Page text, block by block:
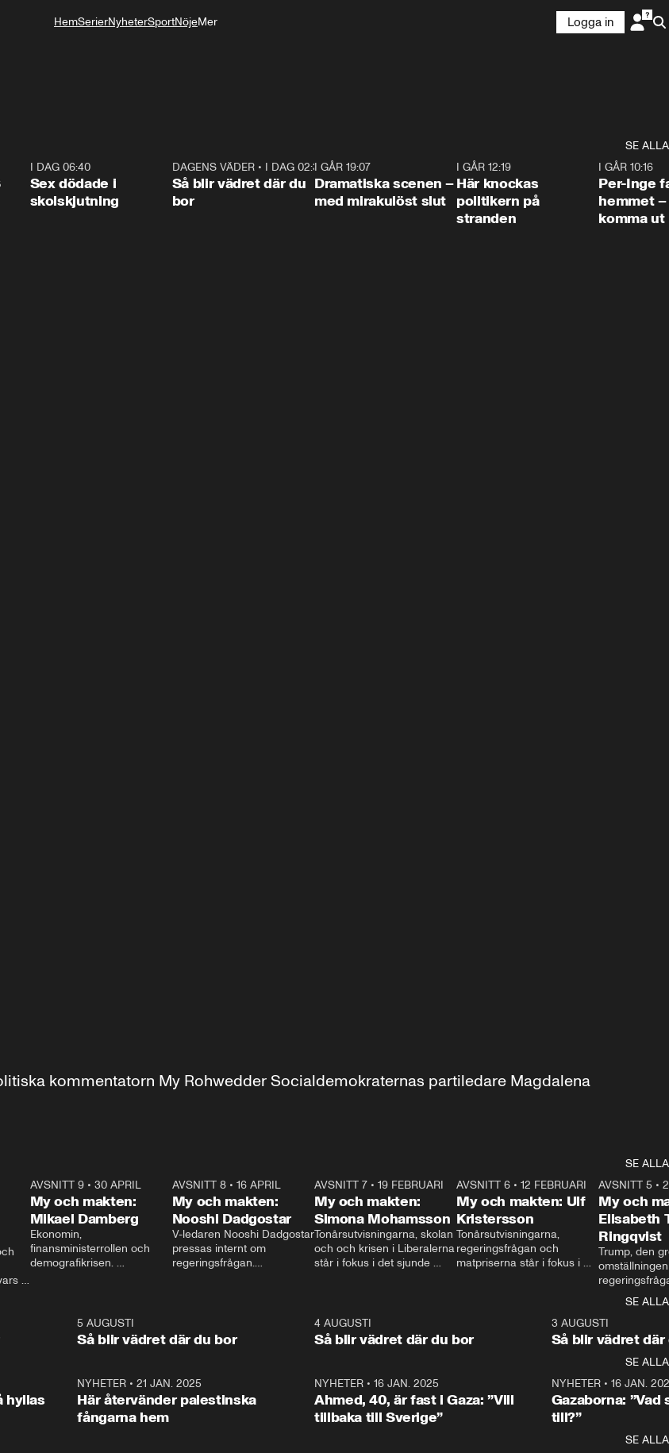
HemSerierNyheterSportNöjeMer
Logga in
SE ALLA
I DAG 06:40
Sex dödade i
skolskjutning
1:06
DAGENS VÄDER• I DAG 02:30
Så blir vädret där du
bor
I GÅR 19:07
Dramatiska scenen –
med mirakulöst slut
I GÅR 12:19
Här knockas
politikern på
stranden
I GÅR 10:16
Per-Inge
hemmet
komma ut
kommentatorn My Rohwedder Socialdemokraternas partiledare Magdalena
SE ALLA
AVSNITT 9• 30 APRIL
My och makten:
Mikael Damberg
Ekonomin,
finansministerrollen och
demografikrisen.
och Makten.
AVSNITT 8• 16 APRIL
My och makten:
Nooshi Dadgostar
V-ledaren Nooshi Dadgostar
pressas internt om
regeringsfrågan.
– Vi ställer upp i val. Ska vi
vara med så sitter vi förstås
24:30
AVSNITT 7• 19 FEBRUARI
My och makten:
Simona Mohamsson
Tonårsutvisningarna, skolan
och och krisen i Liberalerna
står i fokus i det sjunde
kommentator My
Rohwedder ställer
utbildnings- och
Mohamsson till svars.
27:30
AVSNITT 6 •12 FEBRUARI
My och makten: Ulf
Kristersson
Tonårsutvisningarna,
regeringsfrågan och
matpriserna står i fokus i
Rohwedder ställer
statsminister Ulf Kristersson
AVSNITT 5 •
My och
Elisabeth
Ringqvist
Trump, den
centrum i
avsnittet av
Makten”. Se
Aftonbladets
Rohwedder
Thand Ring
SE ALLA
1:065 AUGUSTI
Så blir vädret där du bor
4 AUGUSTI
Så blir vädret där du bor
3 AUGUSTI
Så blir vädret där
SE ALLA
hyllas
NYHETER •21 JAN. 2025
Här återvänder palestinska
fångarna hem
NYHETER• 16 JAN. 2025
Ahmed, 40, är fast i Gaza: ”Vill
tillbaka till Sverige”
NYHETER• 16 JAN.
Gazaborna:
till?”
SE ALLA